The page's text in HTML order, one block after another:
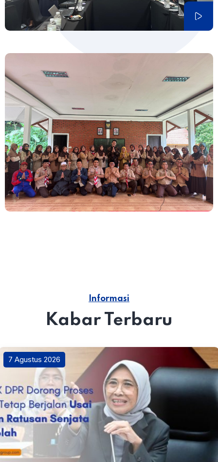
Informasi
Kabar Terbaru
7 Agustus 2026